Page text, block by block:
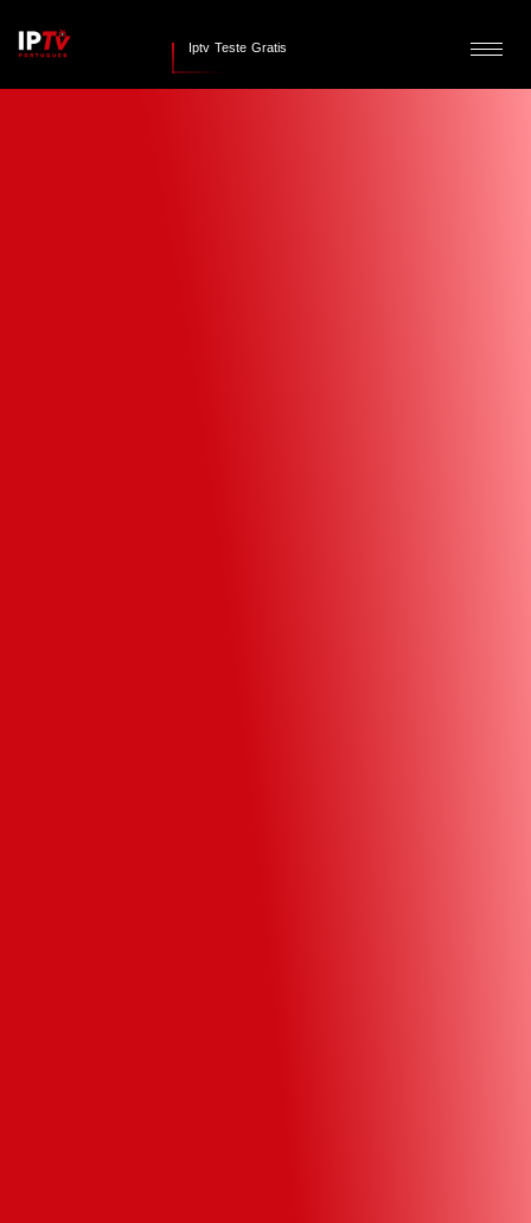
Iptv Teste Gratis